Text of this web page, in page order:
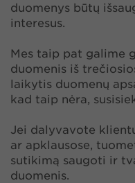
duomenys būtų
interesus.
Mes taip pat galime
duomenis iš
laikytis duomenų
kad taip nėra,
Jei dalyvavote
ar apklausose,
sutikimą saugoti ir
duomenis.